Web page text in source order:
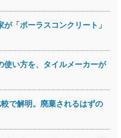
「ポーラスコンクリート」
使い方を、タイルメーカーが
で解明。廃棄されるはずの